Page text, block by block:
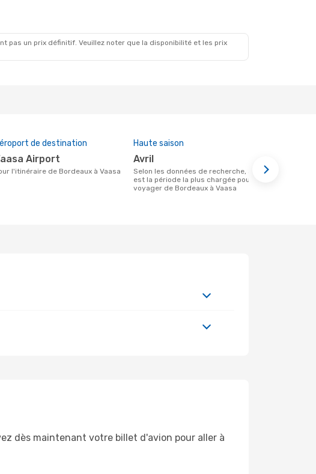
pas un prix définitif. Veuillez noter que la disponibilité et les prix
de destination
Vaasa Airport
l'itinéraire de Bordeaux à Vaasa
Haute saison
avril
Selon les données de recherche, avril
est la période la plus chargée pour
voyager de Bordeaux à Vaasa
dès maintenant votre billet d'avion pour aller à